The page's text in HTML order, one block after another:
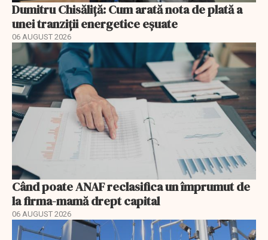
Dumitru Chisăliță: Cum arată nota de plată a
unei tranziții energetice eșuate
06 AUGUST 2026
Când poate ANAF reclasifica un împrumut de
la firma-mamă drept capital
06 AUGUST 2026